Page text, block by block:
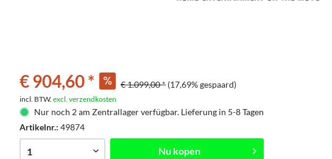
€ 904,60 * € 1.099,00 * (17,69% gespaard)
incl. BTW.excl. verzendkosten
Nur noch 2 am Zentrallager verfügbar. Lieferung in 5-8 Tagen
Artikelnr.:49874
Nu kopen